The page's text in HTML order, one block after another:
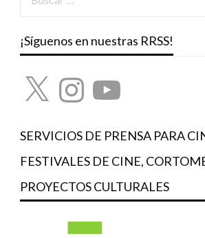
¡Síguenos en nuestras RRSS!
X InstagramYouTube
SERVICIOS DE PRENSA PARA
FESTIVALES DE CINE,
PROYECTOS CULTURALES